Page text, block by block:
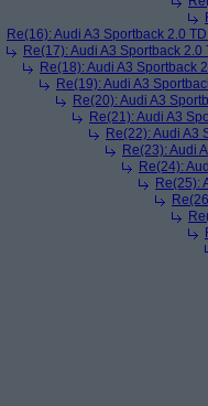
Re(16): Audi A3 Sportback 2.0
Re(17): Audi A3 Sportback 2.0
Re(18): Audi A3 Sportback
Re(19): Audi A3
Re(20): Audi A3
Re(21): Audi A3
Re(22): Audi A3
Re(23): Audi
Re(24):
Re(25):